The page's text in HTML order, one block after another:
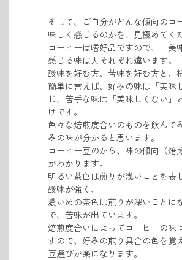
そして、ご自分がどんな傾向のコ
味しく感じるのかを、見極めてく
コーヒーは嗜好品ですので、「美
感じる味は人それぞれ違います。
酸味を好む方、苦味を好む方と、
簡単に言えば、好みの味は「美味
じ、苦手な味は「美味しくない」
けです。
色々な焙煎度合いのものを飲んで
みの味が分かると思います。
コーヒー豆のから、味の傾向（焙
がわかります。
明るい茶色は煎りが浅いことを表
酸味が強く、
濃いめの茶色は煎りが深いことに
で、苦味が出ています。
焙煎度合いによってコーヒーの味
すので、好みの煎り具合の色を覚
豆選びが楽になります。